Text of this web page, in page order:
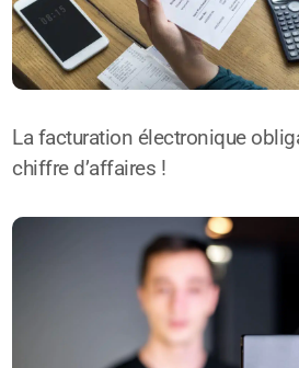
La facturation électronique
chiffre d’affaires !